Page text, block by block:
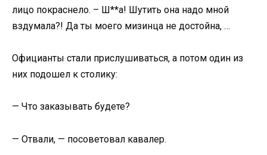
лицо покраснело. – Ш**а! Шутить она надо мной
вздумала?! Да ты моего мизинца не достойна, …
Официанты стали прислушиваться, а потом один из
них подошел к столику:
— Что заказывать будете?
— Отвали, — посоветовал кавалер.